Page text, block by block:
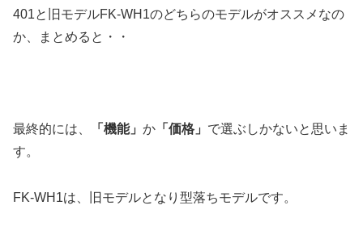
401と旧モデルFK-WH1のどちらのモデルがオススメなの
か、まとめると・・
最終的には、 「機能」 か 「価格」 で選ぶしかないと思いま
す。
FK-WH1は、旧モデルとなり型落ちモデルです。